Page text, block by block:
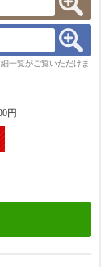
一覧がご覧いただけま
円